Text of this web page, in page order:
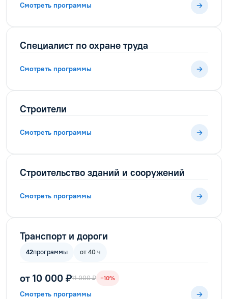
Смотреть программы
Специалист по охране труда
Смотреть программы
Строители
Смотреть программы
Строительство зданий и сооружений
Смотреть программы
Транспорт и дороги
42программы от 40 ч
от 10 000 ₽11 000 ₽ −10%
Смотреть программы